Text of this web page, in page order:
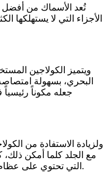
تُعد الأسماك من أفضل
الأجزاء التي لا يستهلكها
ويتميز الكولاجين
البحري، بسهولة
جعله مكوناً رئيسياً
ولزيادة الاستفادة من
مع الجلد كلما أمكن ذلك،
التي تحتوي على عظام صالحة للأكل مثل السردين والأنشوجة.